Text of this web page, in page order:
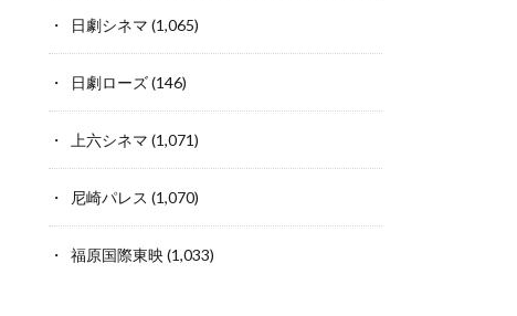
日劇シネマ (1,065)
日劇ローズ(146)
上六シネマ (1,071)
尼崎パレス (1,070)
福原国際東映(1,033)